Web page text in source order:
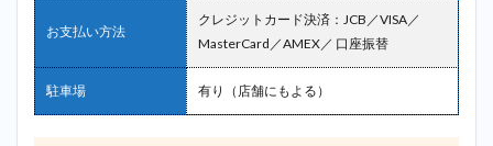
位：寺田倉
庫
（TERRADA
トランクル
ーム）＿中
お支払い方法
クレジットカード決済：JCB／VISA／
MasterCard／AMEX／ 口座振替
駐車場 有り（店舗にもよる）